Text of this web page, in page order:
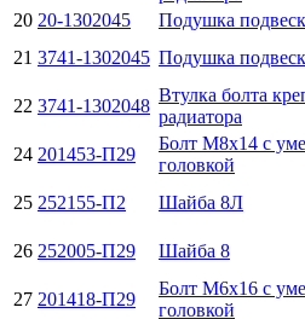
20 20-1302045 Подушка
21 3741-1302045 Подушка
22 3741-1302048
Втулка болта
радиатора
24 201453-П29
Болт М8х14 с
головкой
25 252155-П2 Шайба 8Л
26 252005-П29 Шайба 8
27 201418-П29
Болт М6х16 с
головкой